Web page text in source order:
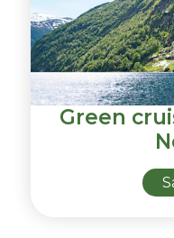
Green